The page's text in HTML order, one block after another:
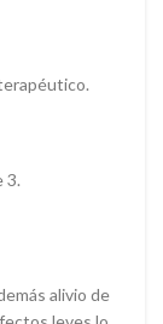
3.
alivio de